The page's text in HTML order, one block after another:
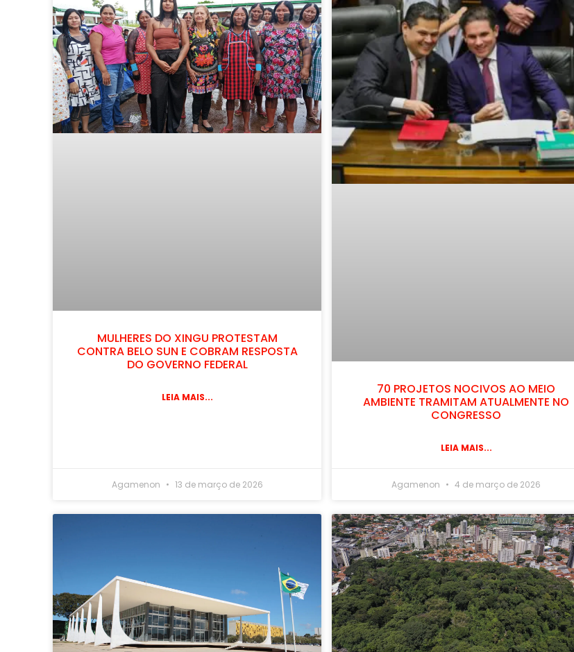
MULHERES DO XINGU PROTESTAM
CONTRA BELO SUN E COBRAM RESPOSTA
DO GOVERNO FEDERAL
LEIA MAIS...
Agamenon 13 de março de 2026
70 PROJETOS NOCIVOS AO MEIO
AMBIENTE TRAMITAM ATUALMENTE NO
CONGRESSO
LEIA MAIS...
Agamenon 4 de março de 2026